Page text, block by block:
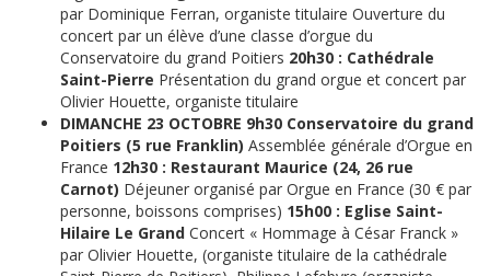
par Dominique Ferran, organiste titulaire Ouverture du
concert par un élève d’une classe d’orgue du
Conservatoire du grand Poitiers 20h30 : Cathédrale
Saint-Pierre Présentation du grand orgue et concert par
Olivier Houette, organiste titulaire
DIMANCHE 23 OCTOBRE 9h30 Conservatoire du grand
Poitiers (5 rue Franklin) Assemblée générale d’Orgue en
France 12h30 : Restaurant Maurice (24, 26 rue
Carnot) Déjeuner organisé par Orgue en France (30 € par
personne, boissons comprises) 15h00 : Eglise Saint-
Hilaire Le Grand Concert « Hommage à César Franck »
par Olivier Houette, (organiste titulaire de la cathédrale